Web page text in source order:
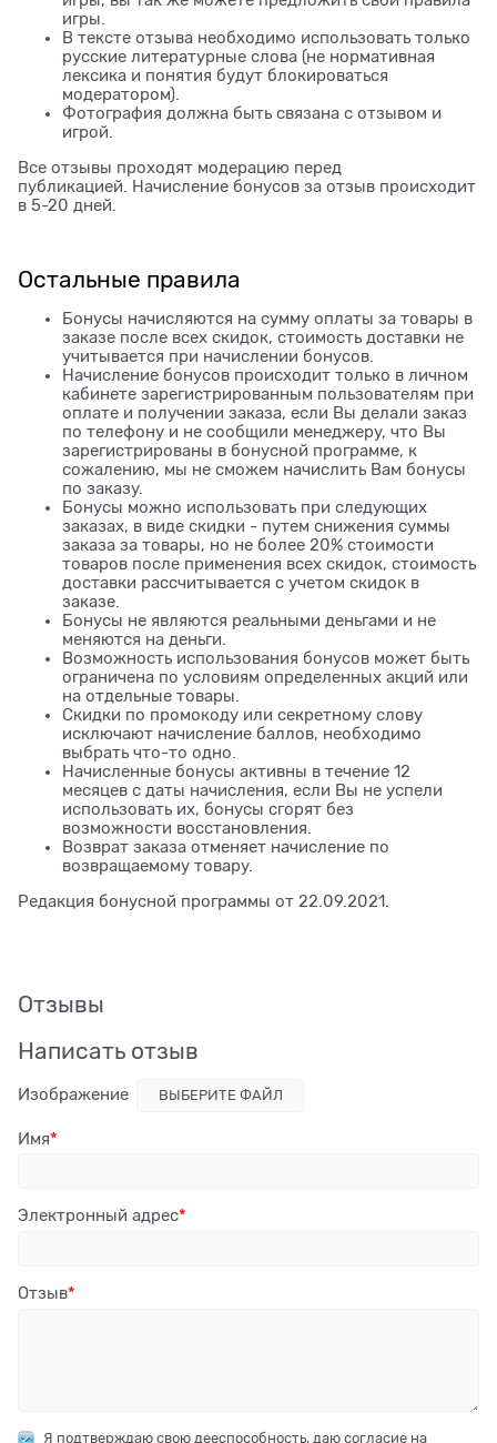
игры.
В тексте отзыва необходимо использовать только
русские литературные слова (не нормативная
лексика и понятия будут блокироваться
модератором).
Фотография должна быть связана с отзывом и
игрой.
Все отзывы проходят модерацию перед
публикацией. Начисление бонусов за отзыв происходит
в 5-20 дней.
Остальные правила
Бонусы начисляются на сумму оплаты за товары в
заказе после всех скидок, стоимость доставки не
учитывается при начислении бонусов.
Начисление бонусов происходит только в личном
кабинете зарегистрированным пользователям при
оплате и получении заказа, если Вы делали заказ
по телефону и не сообщили менеджеру, что Вы
зарегистрированы в бонусной программе, к
сожалению, мы не сможем начислить Вам бонусы
по заказу.
Бонусы можно использовать при следующих
заказах, в виде скидки - путем снижения суммы
заказа за товары, но не более 20% стоимости
товаров после применения всех скидок, стоимость
доставки рассчитывается с учетом скидок в
заказе.
Бонусы не являются реальными деньгами и не
меняются на деньги.
Возможность использования бонусов может быть
ограничена по условиям определенных акций или
на отдельные товары.
Скидки по промокоду или секретному слову
исключают начисление баллов, необходимо
выбрать что-то одно.
Начисленные бонусы активны в течение 12
месяцев с даты начисления, если Вы не успели
использовать их, бонусы сгорят без
возможности восстановления.
Возврат заказа отменяет начисление по
возвращаемому товару.
Редакция бонусной программы от 22.09.2021.
Отзывы
Написать отзыв
Изображение ВЫБЕРИТЕ ФАЙЛ
Имя
Электронный адрес
Отзыв
Я подтверждаю свою дееспособность, даю согласие на